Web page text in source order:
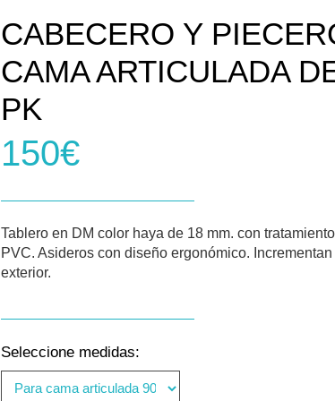
CABECERO Y
CAMA ARTICULADA
PK
150€
Tablero en DM color haya de 18 mm. con
PVC. Asideros con diseño ergonómico. Incrementan
exterior.
Seleccione medidas: